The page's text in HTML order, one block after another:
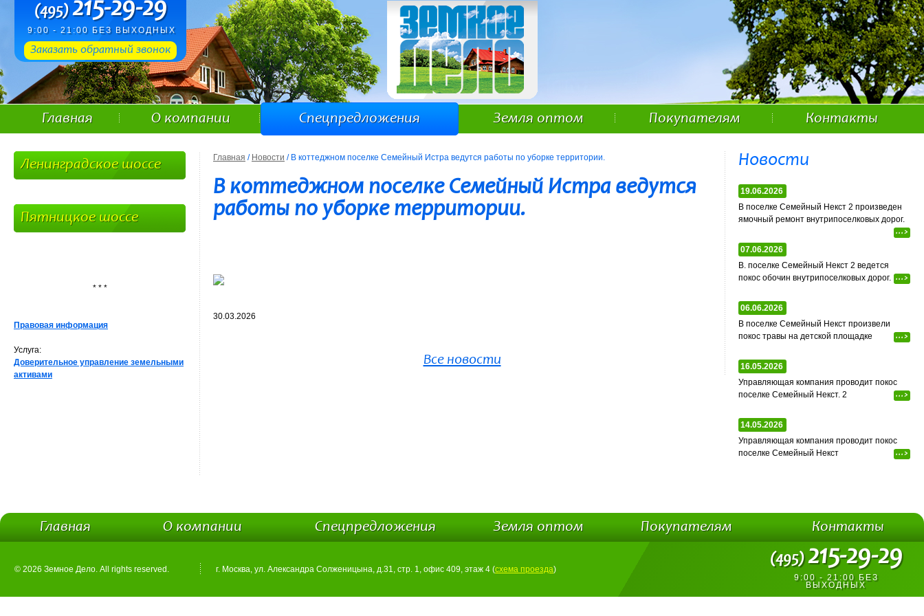
(495)215-29-29
9:00 - 21:00 БЕЗ ВЫХОДНЫХ
Заказать обратный звонок
Главная О компании Спецпредложения Земля оптом Покупателям Контакты
Главная / Новости / В коттеджном поселке Семейный Истра ведутся работы по уборке территории.
В коттеджном поселке Семейный Истра ведутся
работы по уборке территории.
30.03.2026
Все новости
Ленинградское шоссе
Пятницкое шоссе
* * *
Правовая информация
Услуга:
Доверительное управление земельными
активами
Новости
19.06.2026
В поселке Семейный Некст 2 произведен
ямочный ремонт внутрипоселковых дорог.
...>
07.06.2026
В. поселке Семейный Некст 2 ведется
покос обочин внутрипоселковых дорог.
...>
06.06.2026
В поселке Семейный Некст произвели
покос травы на детской площадке
...>
16.05.2026
Управляющая компания проводит покос
поселке Семейный Некст. 2
...>
14.05.2026
Управляющая компания проводит покос
поселке Семейный Некст
...>
Главная О компании Спецпредложения Земля оптом Покупателям Контакты
© 2026 Земное Дело. All rights reserved. г. Москва, ул. Александра Солженицына, д.31, стр. 1, офис 409, этаж 4 (схема проезда)
(495)215-29-29
9:00 - 21:00 БЕЗ
ВЫХОДНЫХ